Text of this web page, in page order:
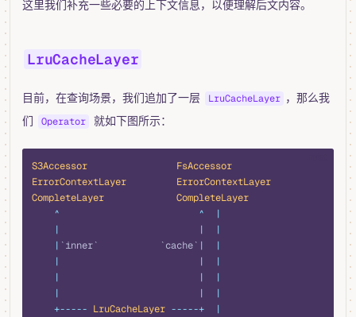
这里我们补充一些必要的上下文信息，以便理解后文内容。
LruCacheLayer
目前，在查询场景，我们追加了一层 LruCacheLayer ，那么我
们
Operator 就如下图所示：
S3Accessor
                FsAccessor
ErrorContextLayer
         ErrorContextLayer
CompleteLayer
             CompleteLayer
    ^
                         ^
  |
    |
                         |
  |
    |
`inner`           `cache` |
  |
    |
                         |
  |
    |
                         |
  |
    |
                         |
  |
    +-----
LruCacheLayer -----+
  |